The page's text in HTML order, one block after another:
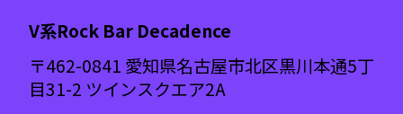
V系Rock Bar Decadence
〒462-0841 愛知県名古屋市北区黒川本通5丁
目31-2 ツインスクエア2A